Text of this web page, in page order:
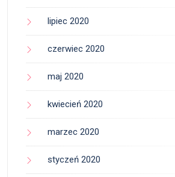
lipiec 2020
czerwiec 2020
maj 2020
kwiecień 2020
marzec 2020
styczeń 2020